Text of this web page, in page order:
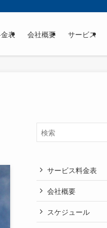
表 会社概要 サービス
サービス料金表
会社概要
スケジュール